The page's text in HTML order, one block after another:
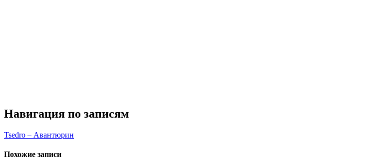
Навигация по записям
Tsedro – Авантюрин
Похожие записи